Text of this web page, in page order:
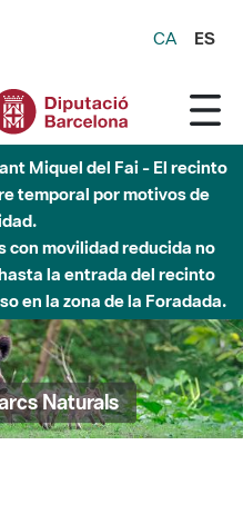
CA ES
Miquel del Fai - El recinto
temporal por motivos de
con movilidad reducida no
la entrada del recinto
en la zona de la Foradada.
Naturals